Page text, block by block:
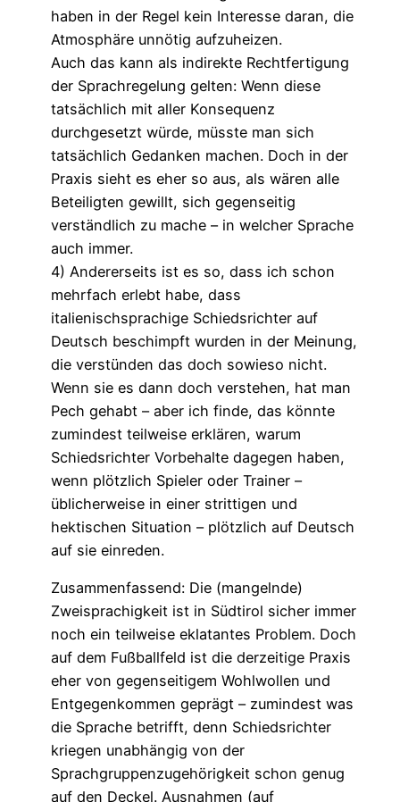
haben in der Regel kein Interesse daran, die
Atmosphäre unnötig aufzuheizen.
Auch das kann als indirekte Rechtfertigung
der Sprachregelung gelten: Wenn diese
tatsächlich mit aller Konsequenz
durchgesetzt würde, müsste man sich
tatsächlich Gedanken machen. Doch in der
Praxis sieht es eher so aus, als wären alle
Beteiligten gewillt, sich gegenseitig
verständlich zu mache – in welcher Sprache
auch immer.
4) Andererseits ist es so, dass ich schon
mehrfach erlebt habe, dass
italienischsprachige Schiedsrichter auf
Deutsch beschimpft wurden in der Meinung,
die verstünden das doch sowieso nicht.
Wenn sie es dann doch verstehen, hat man
Pech gehabt – aber ich finde, das könnte
zumindest teilweise erklären, warum
Schiedsrichter Vorbehalte dagegen haben,
wenn plötzlich Spieler oder Trainer –
üblicherweise in einer strittigen und
hektischen Situation – plötzlich auf Deutsch
auf sie einreden.
Zusammenfassend: Die (mangelnde)
Zweisprachigkeit ist in Südtirol sicher immer
noch ein teilweise eklatantes Problem. Doch
auf dem Fußballfeld ist die derzeitige Praxis
eher von gegenseitigem Wohlwollen und
Entgegenkommen geprägt – zumindest was
die Sprache betrifft, denn Schiedsrichter
kriegen unabhängig von der
Sprachgruppenzugehörigkeit schon genug
auf den Deckel. Ausnahmen (auf